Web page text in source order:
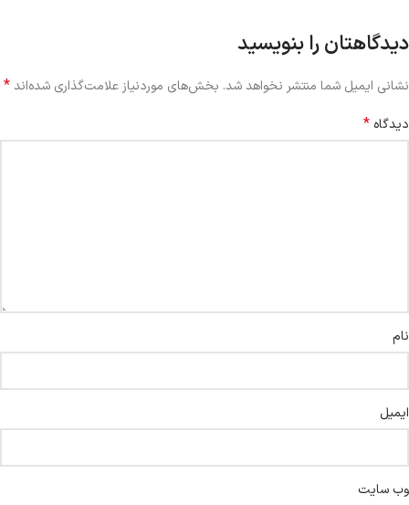
دیدگاهتان را بنویسید
نشانی ایمیل شما منتشر نخواهد شد. بخش‌های موردنیاز علامت‌گذاری شده‌اند*
دیدگاه *
نام
ایمیل
وب‌ سایت